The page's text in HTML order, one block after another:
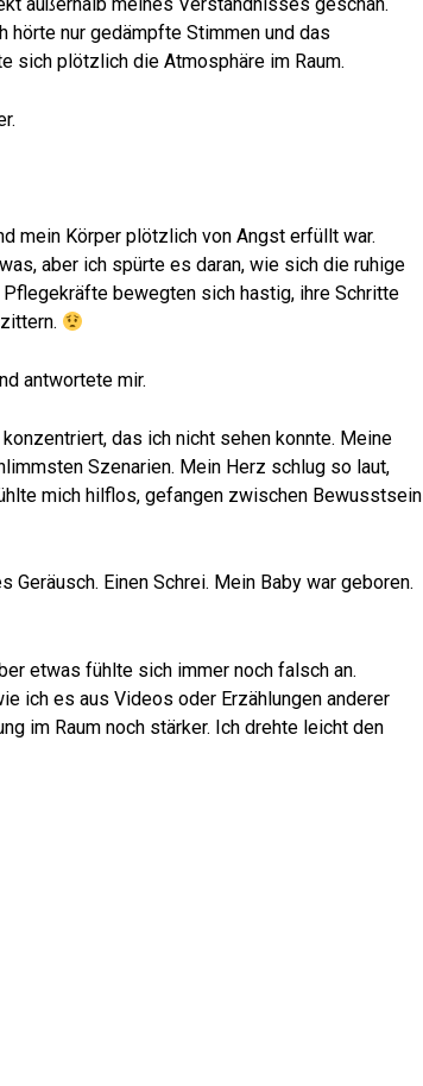
hörte nur gedämpfte Stimmen und das
sich plötzlich die Atmosphäre im Raum.
mein Körper plötzlich von Angst erfüllt war.
aber ich spürte es daran, wie sich die ruhige
bewegten sich hastig, ihre Schritte
antwortete mir.
das ich nicht sehen konnte. Meine
Szenarien. Mein Herz schlug so laut,
mich hilflos, gefangen zwischen Bewusstsein
Geräusch. Einen Schrei. Mein Baby war geboren.
etwas fühlte sich immer noch falsch an.
ich es aus Videos oder Erzählungen anderer
im Raum noch stärker. Ich drehte leicht den